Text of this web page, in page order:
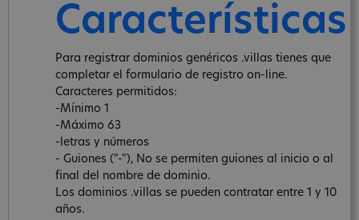
Características
Para registrar dominios genéricos .villas tienes que
completar el formulario de registro on-line.
Caracteres permitidos:
-Mínimo 1
-Máximo 63
-letras y números
- Guiones ("-"), No se permiten guiones al inicio o al
final del nombre de dominio.
Los dominios .villas se pueden contratar entre 1 y 10
años.